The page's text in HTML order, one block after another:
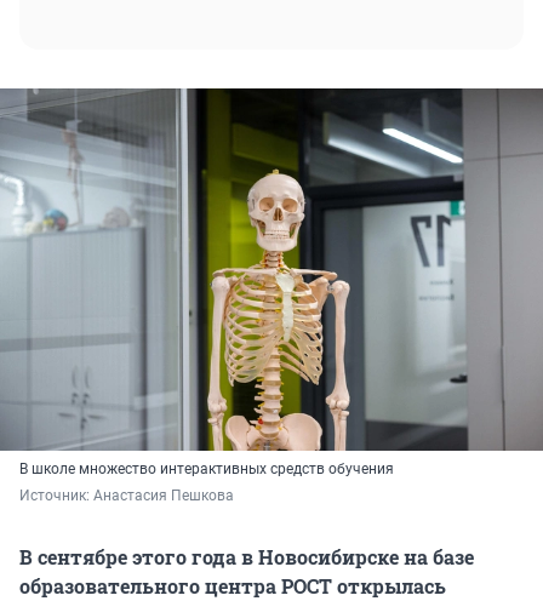
В школе множество интерактивных средств обучения
Источник: Анастасия Пешкова
В сентябре этого года в Новосибирске на базе
образовательного центра РОСТ открылась